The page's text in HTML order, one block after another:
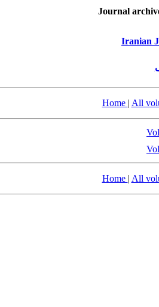
Journal
Iranian
Home | All
Home | All